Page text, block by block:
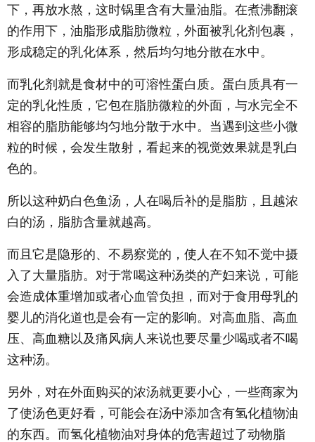
下，再放水熬，这时锅里含有大量油脂。在煮沸翻滚
的作用下，油脂形成脂肪微粒，外面被乳化剂包裹，
形成稳定的乳化体系，然后均匀地分散在水中。
而乳化剂就是食材中的可溶性蛋白质。蛋白质具有一
定的乳化性质，它包在脂肪微粒的外面，与水完全不
相容的脂肪能够均匀地分散于水中。当遇到这些小微
粒的时候，会发生散射，看起来的视觉效果就是乳白
色的。
所以这种奶白色鱼汤，人在喝后补的是脂肪，且越浓
白的汤，脂肪含量就越高。
而且它是隐形的、不易察觉的，使人在不知不觉中摄
入了大量脂肪。对于常喝这种汤类的产妇来说，可能
会造成体重增加或者心血管负担，而对于食用母乳的
婴儿的消化道也是会有一定的影响。对高血脂、高血
压、高血糖以及痛风病人来说也要尽量少喝或者不喝
这种汤。
另外，对在外面购买的浓汤就更要小心，一些商家为
了使汤色更好看，可能会在汤中添加含有氢化植物油
的东西。而氢化植物油对身体的危害超过了动物脂